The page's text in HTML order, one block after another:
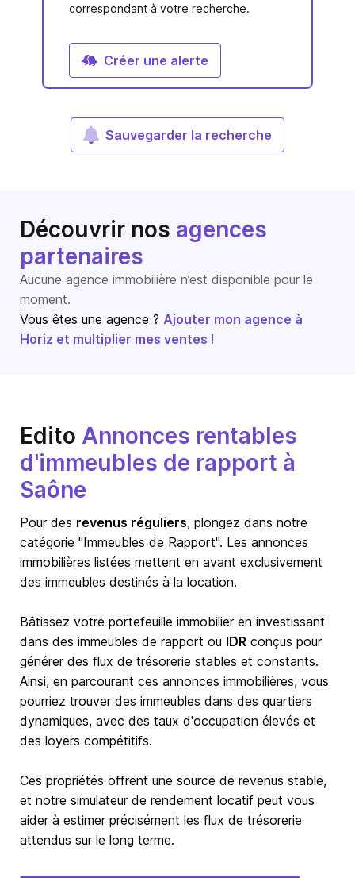
correspondant à votre recherche.
Créer une alerte
Sauvegarder la recherche
Découvrir nos agences
partenaires
Aucune agence immobilière n’est disponible pour le
moment.
Vous êtes une agence ? Ajouter mon agence à
Horiz et multiplier mes ventes !
Edito Annonces rentables
d'immeubles de rapport à
Saône
Pour des revenus réguliers, plongez dans notre
catégorie "Immeubles de Rapport". Les annonces
immobilières listées mettent en avant exclusivement
des immeubles destinés à la location.
Bâtissez votre portefeuille immobilier en investissant
dans des immeubles de rapport ou IDR conçus pour
générer des flux de trésorerie stables et constants.
Ainsi, en parcourant ces annonces immobilières, vous
pourriez trouver des immeubles dans des quartiers
dynamiques, avec des taux d'occupation élevés et
des loyers compétitifs.
Ces propriétés offrent une source de revenus stable,
et notre simulateur de rendement locatif peut vous
aider à estimer précisément les flux de trésorerie
attendus sur le long terme.